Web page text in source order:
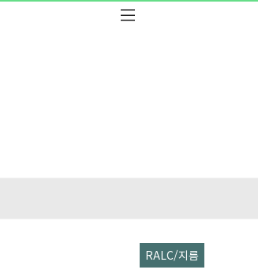
본문 바로가기
RALC/지름